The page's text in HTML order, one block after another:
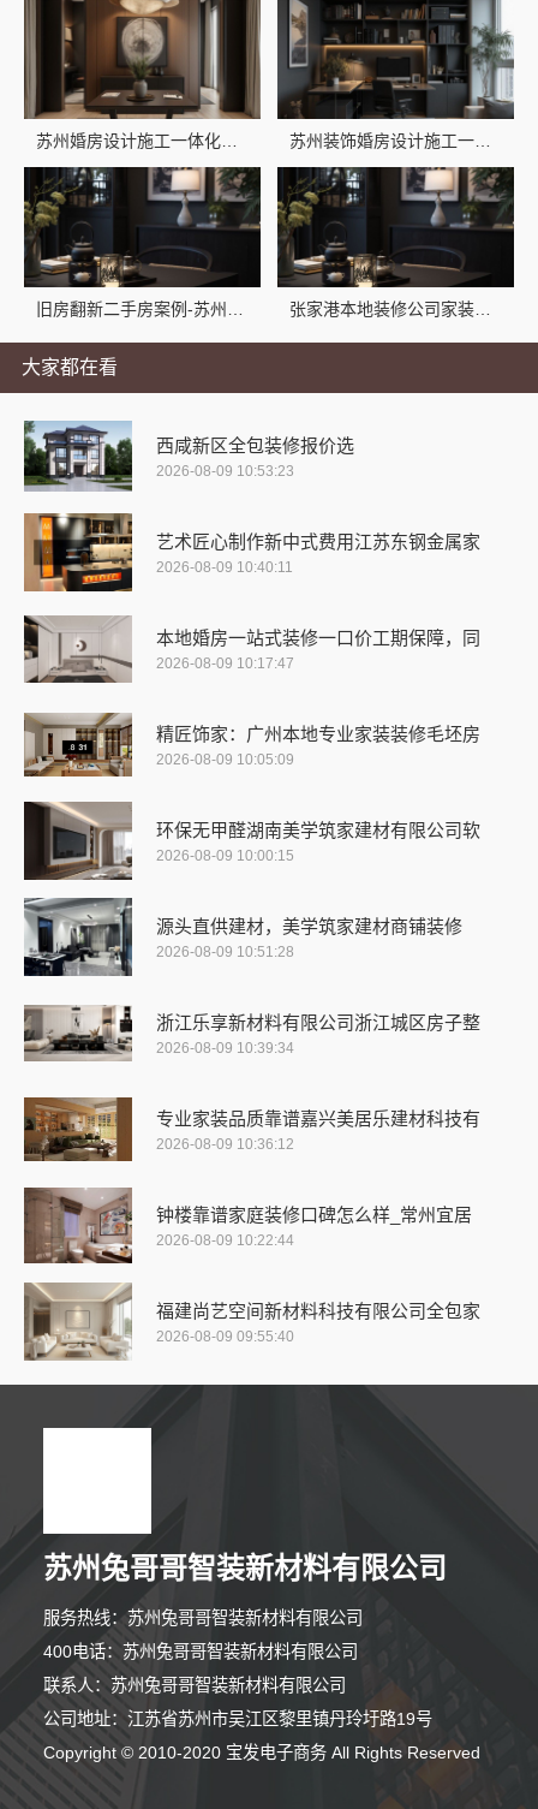
大家都在看
西咸新区全包装修报价选
2026-08-09 10:53:23
艺术匠心制作新中式费用江苏东钢金属家
2026-08-09 10:40:11
本地婚房一站式装修一口价工期保障，同
2026-08-09 10:17:47
精匠饰家：广州本地专业家装装修毛坯房
2026-08-09 10:05:09
环保无甲醛湖南美学筑家建材有限公司软
2026-08-09 10:00:15
源头直供建材，美学筑家建材商铺装修
2026-08-09 10:51:28
浙江乐享新材料有限公司浙江城区房子整
2026-08-09 10:39:34
专业家装品质靠谱嘉兴美居乐建材科技有
2026-08-09 10:36:12
钟楼靠谱家庭装修口碑怎么样_常州宜居
2026-08-09 10:22:44
福建尚艺空间新材料科技有限公司全包家
2026-08-09 09:55:40
苏州兔哥哥智装新材料有限公司
服务热线：苏州兔哥哥智装新材料有限公司
400电话：苏州兔哥哥智装新材料有限公司
联系人：苏州兔哥哥智装新材料有限公司
公司地址：江苏省苏州市吴江区黎里镇丹玲圩路19号
Copyright © 2010-2020 宝发电子商务 All Rights Reserved